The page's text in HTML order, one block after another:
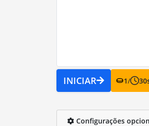
INICIAR 1/ 30
Configurações